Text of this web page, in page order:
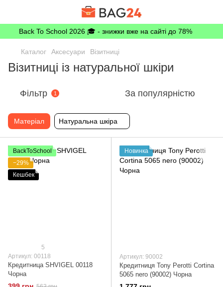
Back To School 2026 🎓 - знижки вже на сайті до 78%
Каталог Аксесуари Візитниці
Візитниці із натуральної шкіри
Фільтр 1 За популярністю
Матеріал Натуральна шкіра
BackToSchool
−29%
Кешбек
5
Артикул: 00118
Кредитница SHVIGEL 00118
Чорна
Новинка
Артикул: 90002
Кредитниця Tony Perotti Cortina
5065 nero (90002) Чорна